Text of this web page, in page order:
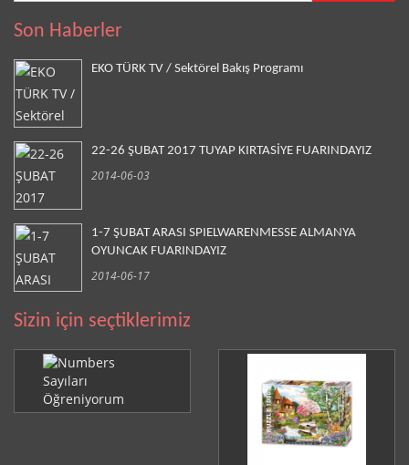
Son Haberler
EKO TÜRK TV / Sektörel Bakış Programı
22-26 ŞUBAT 2017 TUYAP KIRTASİYE FUARINDAYIZ
2014-06-03
1-7 ŞUBAT ARASI SPIELWARENMESSE ALMANYA
OYUNCAK FUARINDAYIZ
2014-06-17
Sizin için seçtiklerimiz